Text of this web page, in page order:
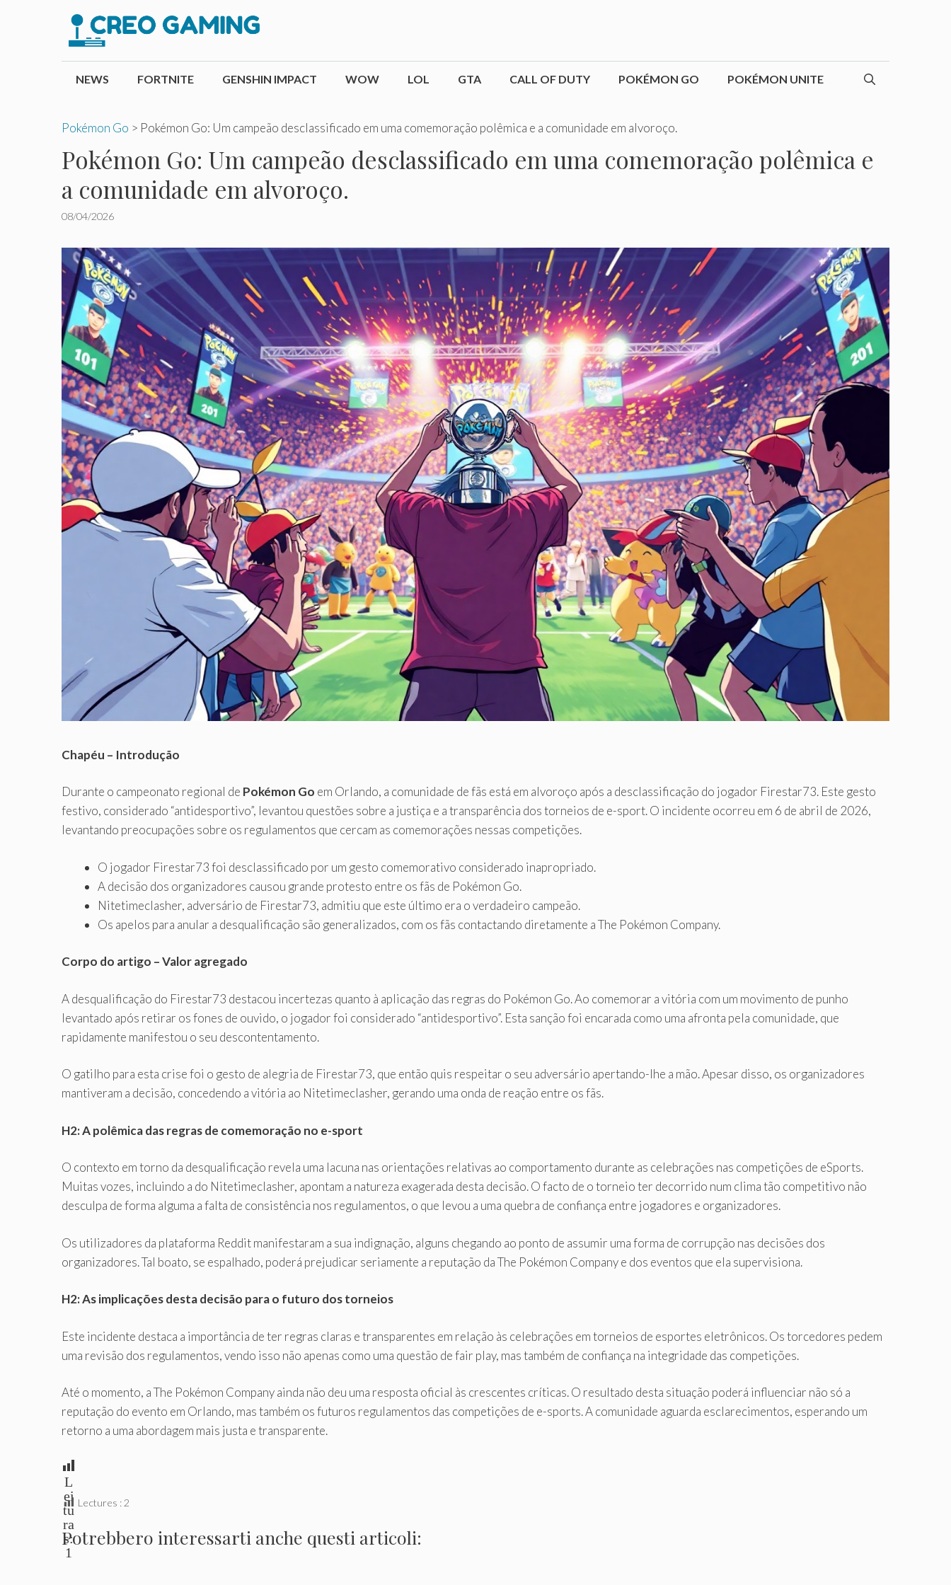
conteúdo
NEWS FORTNITE GENSHIN IMPACT WOW LOL GTA CALL OF DUTY POKÉMON GO POKÉMON UNITE
Pokémon Go > Pokémon Go: Um campeão desclassificado em uma comemoração polêmica e a comunidade em alvoroço.
Pokémon Go: Um campeão desclassificado em uma comemoração polêmica e
a comunidade em alvoroço.
08/04/2026
Chapéu – Introdução
Durante o campeonato regional de Pokémon Go em Orlando, a comunidade de fãs está em alvoroço após a desclassificação do jogador Firestar73. Este gesto
festivo, considerado “antidesportivo”, levantou questões sobre a justiça e a transparência dos torneios de e-sport. O incidente ocorreu em 6 de abril de 2026,
levantando preocupações sobre os regulamentos que cercam as comemorações nessas competições.
O jogador Firestar73 foi desclassificado por um gesto comemorativo considerado inapropriado.
A decisão dos organizadores causou grande protesto entre os fãs de Pokémon Go.
Nitetimeclasher, adversário de Firestar73, admitiu que este último era o verdadeiro campeão.
Os apelos para anular a desqualificação são generalizados, com os fãs contactando diretamente a The Pokémon Company.
Corpo do artigo – Valor agregado
A desqualificação do Firestar73 destacou incertezas quanto à aplicação das regras do Pokémon Go. Ao comemorar a vitória com um movimento de punho
levantado após retirar os fones de ouvido, o jogador foi considerado “antidesportivo”. Esta sanção foi encarada como uma afronta pela comunidade, que
rapidamente manifestou o seu descontentamento.
O gatilho para esta crise foi o gesto de alegria de Firestar73, que então quis respeitar o seu adversário apertando-lhe a mão. Apesar disso, os organizadores
mantiveram a decisão, concedendo a vitória ao Nitetimeclasher, gerando uma onda de reação entre os fãs.
H2: A polêmica das regras de comemoração no e-sport
O contexto em torno da desqualificação revela uma lacuna nas orientações relativas ao comportamento durante as celebrações nas competições de eSports.
Muitas vozes, incluindo a do Nitetimeclasher, apontam a natureza exagerada desta decisão. O facto de o torneio ter decorrido num clima tão competitivo não
desculpa de forma alguma a falta de consistência nos regulamentos, o que levou a uma quebra de confiança entre jogadores e organizadores.
Os utilizadores da plataforma Reddit manifestaram a sua indignação, alguns chegando ao ponto de assumir uma forma de corrupção nas decisões dos
organizadores. Tal boato, se espalhado, poderá prejudicar seriamente a reputação da The Pokémon Company e dos eventos que ela supervisiona.
H2: As implicações desta decisão para o futuro dos torneios
Este incidente destaca a importância de ter regras claras e transparentes em relação às celebrações em torneios de esportes eletrônicos. Os torcedores pedem
uma revisão dos regulamentos, vendo isso não apenas como uma questão de fair play, mas também de confiança na integridade das competições.
Até o momento, a The Pokémon Company ainda não deu uma resposta oficial às crescentes críticas. O resultado desta situação poderá influenciar não só a
reputação do evento em Orlando, mas também os futuros regulamentos das competições de e-sports. A comunidade aguarda esclarecimentos, esperando um
retorno a uma abordagem mais justa e transparente.
L
ei
tu
ra
s:
1
Lectures : 2
Potrebbero interessarti anche questi articoli: